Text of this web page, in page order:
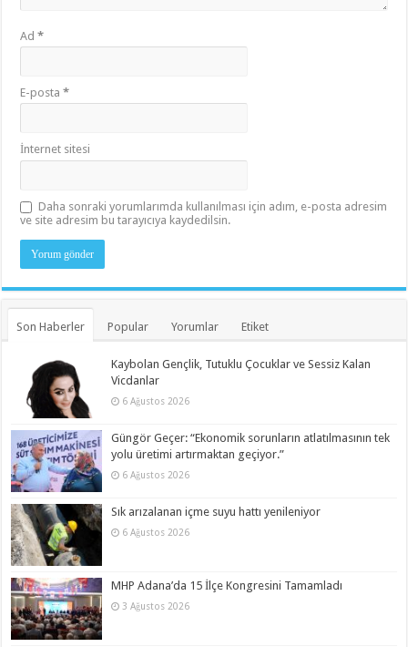
Ad*
E-posta*
İnternet sitesi
Daha sonraki yorumlarımda kullanılması için adım, e-posta adresim
ve site adresim bu tarayıcıya kaydedilsin.
Son Haberler Popular Yorumlar Etiket
Kaybolan Gençlik, Tutuklu Çocuklar ve Sessiz Kalan
Vicdanlar
6 Ağustos 2026
Güngör Geçer: “Ekonomik sorunların atlatılmasının tek
yolu üretimi artırmaktan geçiyor.”
6 Ağustos 2026
Sık arızalanan içme suyu hattı yenileniyor
6 Ağustos 2026
MHP Adana’da 15 İlçe Kongresini Tamamladı
3 Ağustos 2026